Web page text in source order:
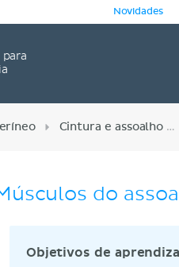
para
Novidades
Cintura e assoalho pélvico
do
Objetivos de